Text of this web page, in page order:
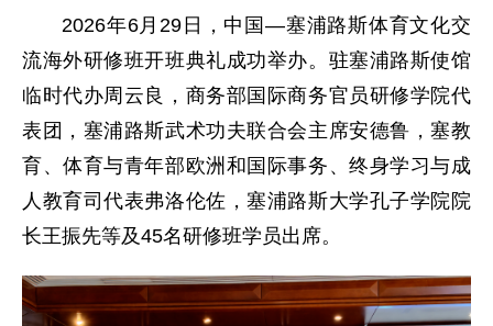
2026年6月29日，中国—塞浦路斯体育文化交
流海外研修班开班典礼成功举办。驻塞浦路斯使馆
临时代办周云良，商务部国际商务官员研修学院代
表团，塞浦路斯武术功夫联合会主席安德鲁，塞教
育、体育与青年部欧洲和国际事务、终身学习与成
人教育司代表弗洛伦佐，塞浦路斯大学孔子学院院
长王振先等及45名研修班学员出席。